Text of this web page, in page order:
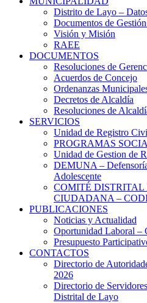
Distrito de Layo –
Documentos de
Visión y Misión
RAEE
DOCUMENTOS
Resoluciones de
Acuerdos de Concejo
Ordenanzas
Decretos de Alcaldía
Resoluciones de
SERVICIOS
Unidad de Registro
PROGRAMAS
Unidad de Gestion de
DEMUNA –
Adolescente
COMITÉ DISTRITAL
CIUDADANA –
PUBLICACIONES
Noticias y Actualidad
Oportunidad Laboral –
Presupuesto
CONTACTOS
Directorio de
2026
Directorio de
Distrital de Layo